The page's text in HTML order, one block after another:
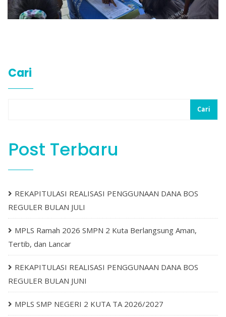
Cari
Cari
Post Terbaru
REKAPITULASI REALISASI PENGGUNAAN DANA BOS
REGULER BULAN JULI
MPLS Ramah 2026 SMPN 2 Kuta Berlangsung Aman,
Tertib, dan Lancar
REKAPITULASI REALISASI PENGGUNAAN DANA BOS
REGULER BULAN JUNI
MPLS SMP NEGERI 2 KUTA TA 2026/2027